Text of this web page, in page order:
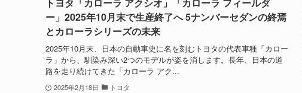
トヨタ「カローラ アクシオ」「カローラ フィールダ
ー」2025年10月末で生産終了へ 5ナンバーセダンの終焉
とカローラシリーズの未来
2025年10月末、日本の自動車史に名を刻むトヨタの代表車種「カロー
ラ」から、馴染み深い2つのモデルが姿を消します。長年、日本の道
路を走り続けてきた「カローラ アク...
2025年2月18日 トヨタ